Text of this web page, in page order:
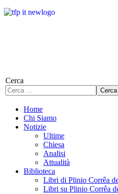
Cerca
Cerca
Home
Chi Siamo
Notizie
Ultime
Chiesa
Analisi
Attualità
Biblioteca
Libri di Plinio Corrêa
Libri su Plinio Corrêa